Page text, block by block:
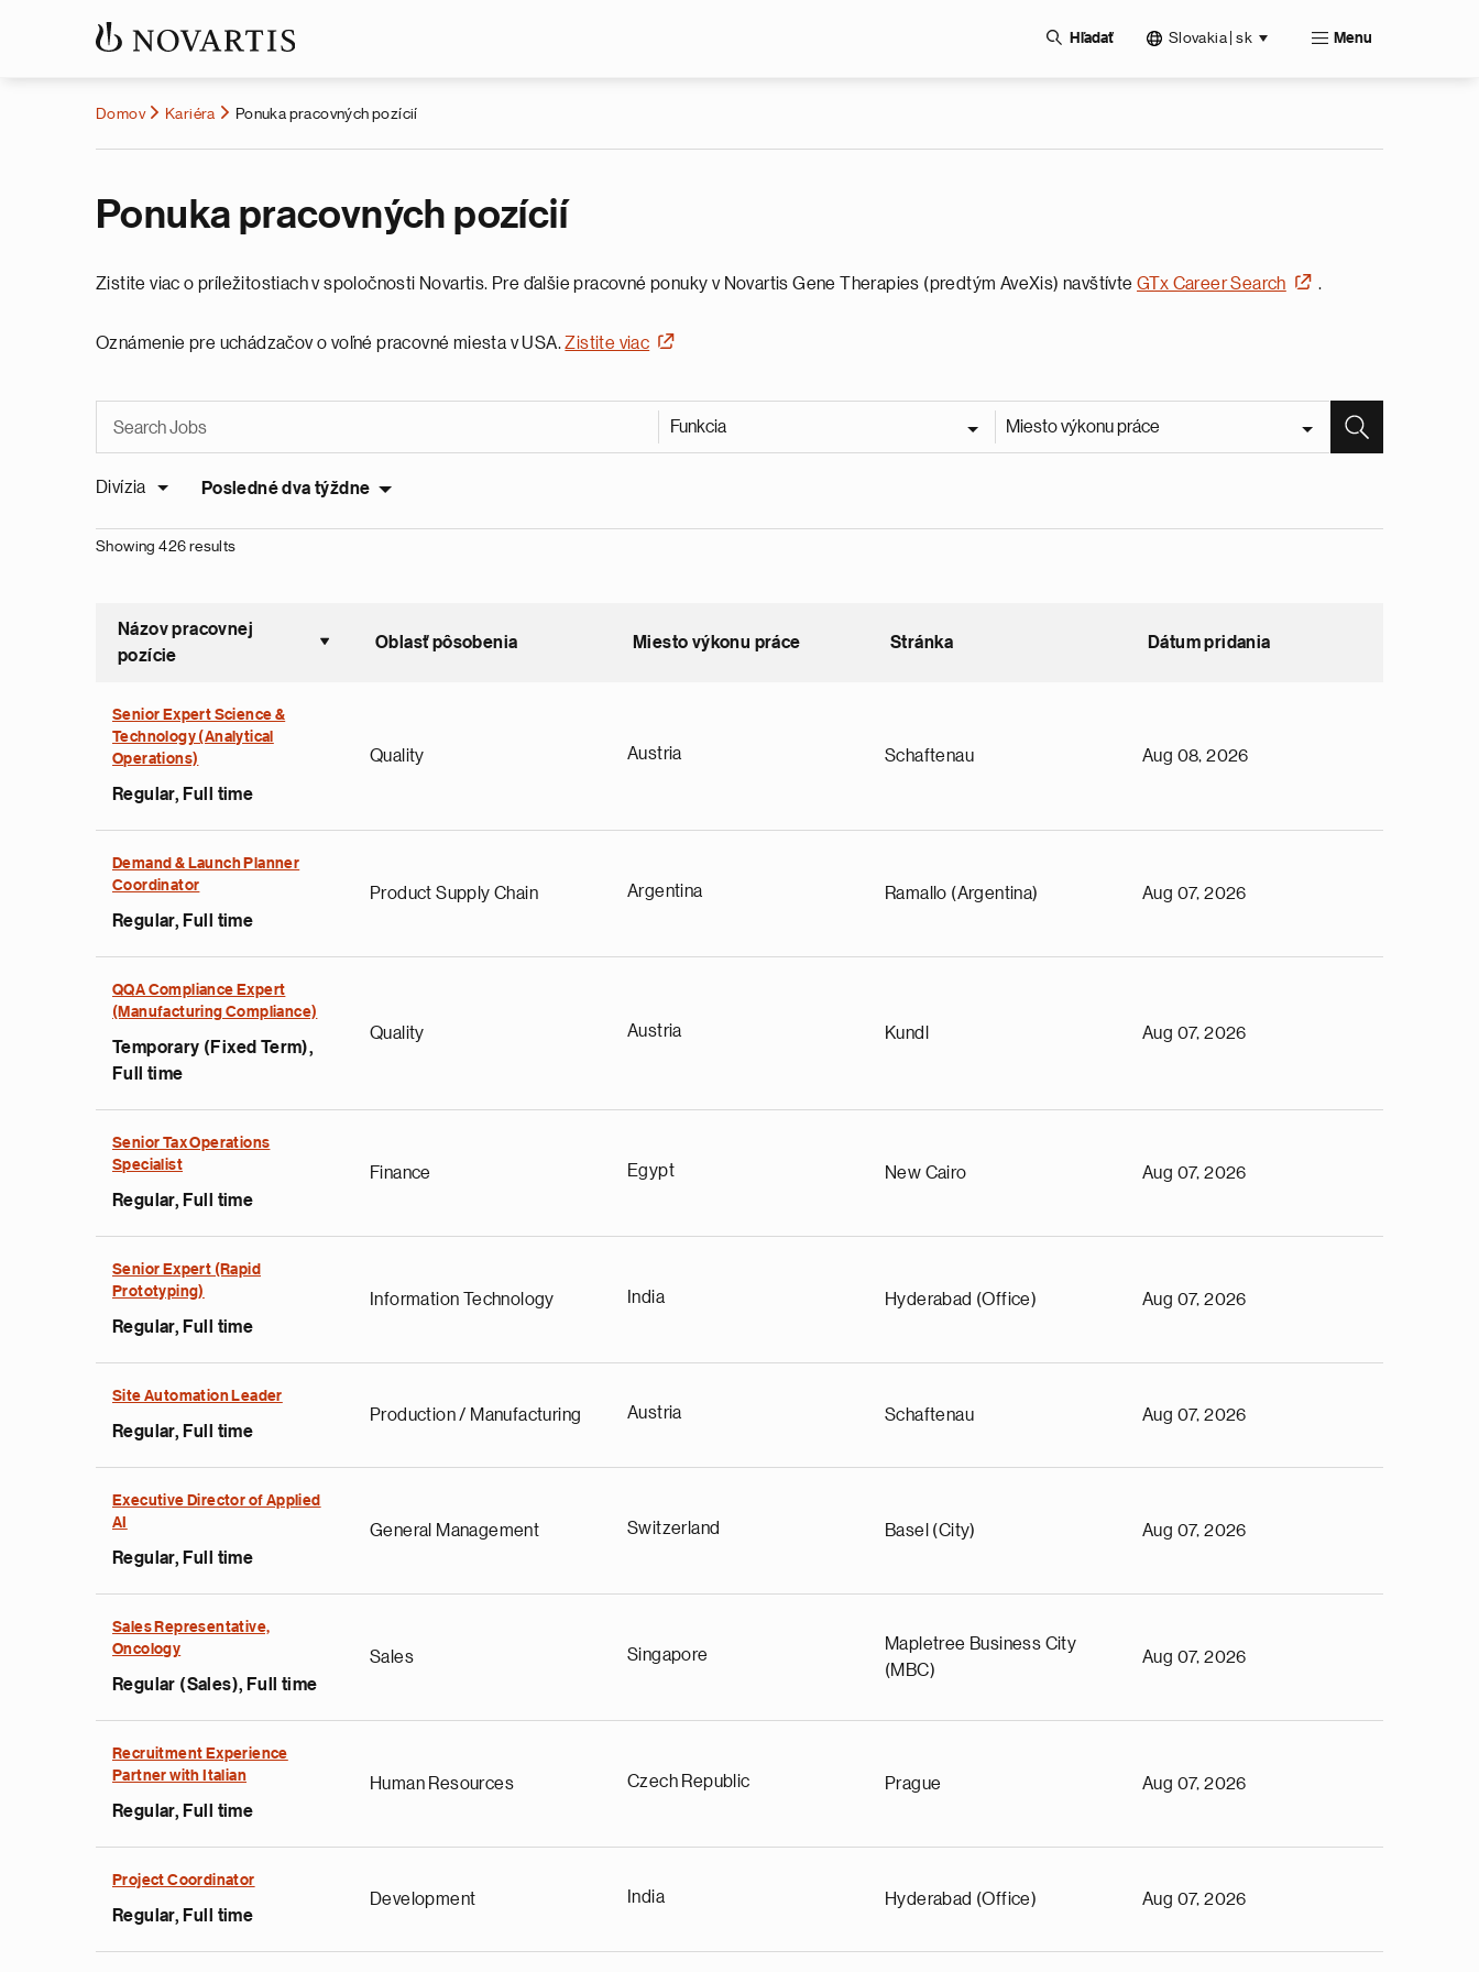
Hľadať Slovakia | sk Menu
Domov Kariéra Ponuka pracovných pozícií
Ponuka pracovných pozícií
Zistite viac o príležitostiach v spoločnosti Novartis. Pre ďalšie pracovné ponuky v Novartis Gene Therapies (predtým AveXis) navštívteGTx Career Search .
Oznámenie pre uchádzačov o voľné pracovné miesta v USA.Zistite viac
Funkcia Miesto výkonu práce
Divízia Posledné dva týždne
Showing 426 results
Názov pracovnej
pozície
Sort ascending
Oblasť pôsobenia Miesto výkonu práce Stránka Dátum pridania
Senior Expert Science &
Technology (Analytical
Operations)
Regular, Full time
Quality Austria Schaftenau Aug 08, 2026
Demand & Launch Planner
Coordinator
Regular, Full time
Product Supply Chain Argentina Ramallo (Argentina) Aug 07, 2026
QQA Compliance Expert
(Manufacturing Compliance)
Temporary (Fixed Term),
Full time
Quality Austria Kundl Aug 07, 2026
Senior Tax Operations
Specialist
Regular, Full time
Finance Egypt New Cairo Aug 07, 2026
Senior Expert (Rapid
Prototyping)
Regular, Full time
Information Technology India Hyderabad (Office) Aug 07, 2026
Site Automation Leader
Regular, Full time
Production / Manufacturing Austria Schaftenau Aug 07, 2026
Executive Director of Applied
AI
Regular, Full time
General Management Switzerland Basel (City) Aug 07, 2026
Sales Representative,
Oncology
Regular (Sales), Full time
Sales Singapore
Mapletree Business City
(MBC)
Aug 07, 2026
Recruitment Experience
Partner with Italian
Regular, Full time
Human Resources Czech Republic Prague Aug 07, 2026
Project Coordinator
Regular, Full time
Development India Hyderabad (Office) Aug 07, 2026
a
e